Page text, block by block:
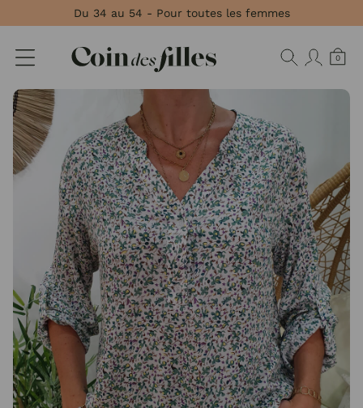
Du 34 au 54 - Pour toutes les femmes
0
Panneau de gestion des cookies